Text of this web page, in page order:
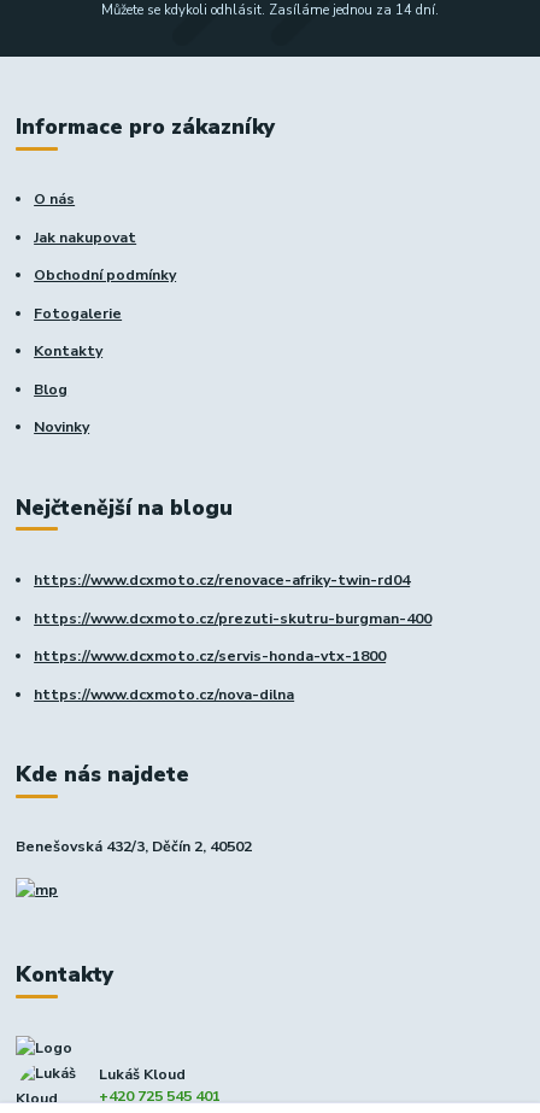
Můžete se kdykoli odhlásit. Zasíláme jednou za 14 dní.
Informace pro zákazníky
O nás
Jak nakupovat
Obchodní podmínky
Fotogalerie
Kontakty
Blog
Novinky
Nejčtenější na blogu
https://www.dcxmoto.cz/renovace-afriky-twin-rd04
https://www.dcxmoto.cz/prezuti-skutru-burgman-400
https://www.dcxmoto.cz/servis-honda-vtx-1800
https://www.dcxmoto.cz/nova-dilna
Kde nás najdete
Benešovská 432/3, Děčín 2, 40502
Kontakty
Lukáš Kloud
+420 725 545 401